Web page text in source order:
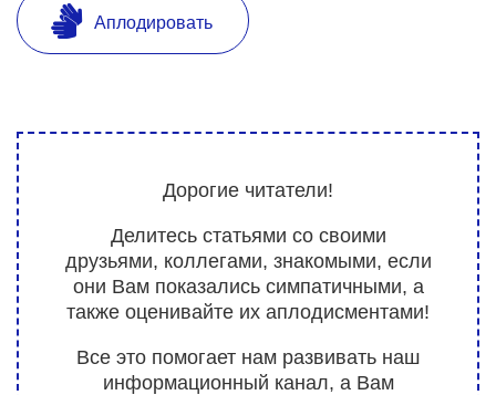
Аплодировать
Дорогие читатели!
Делитесь статьями со своими
друзьями, коллегами, знакомыми, если
они Вам показались симпатичными, а
также оценивайте их аплодисментами!
Все это помогает нам развивать наш
информационный канал, а Вам